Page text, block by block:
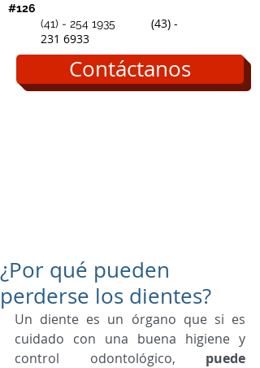
#126
(41) - 254 1935
(43) -
231 6933
Contáctanos
¿Por qué pueden
perderse los dientes?
Un diente es un órgano que si es
cuidado con una buena higiene y
control odontológico, puede